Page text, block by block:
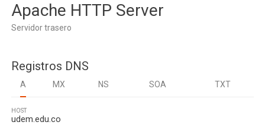
Apache HTTP Server
Servidor trasero
Registros DNS
A MX NS SOA TXT
HOST
udem.edu.co